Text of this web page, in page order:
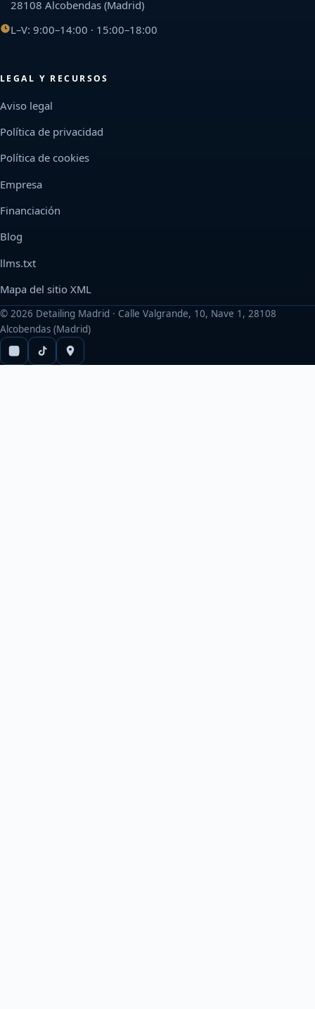
28108 Alcobendas (Madrid)
L–V: 9:00–14:00 · 15:00–18:00
LEGAL Y RECURSOS
Aviso legal
Política de privacidad
Política de cookies
Empresa
Financiación
Blog
llms.txt
Mapa del sitio XML
© 2026 Detailing Madrid · Calle Valgrande, 10, Nave 1, 28108
Alcobendas (Madrid)